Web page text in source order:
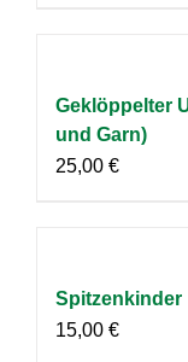
Geklöppelter
und Garn)
25,00 €
Spitzenkinder
15,00 €